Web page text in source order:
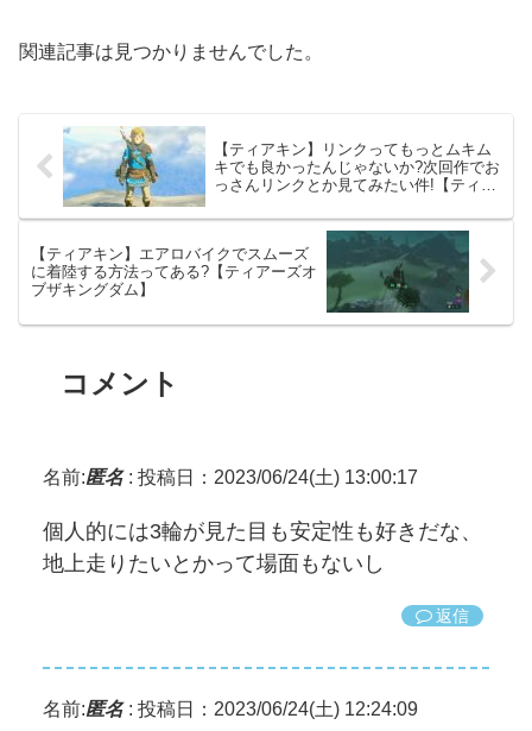
関連記事は見つかりませんでした。
【ティアキン】リンクってもっとムキム
キでも良かったんじゃないか?次回作でお
っさんリンクとか見てみたい件!【ティア
【ティアキン】エアロバイクでスムーズ
に着陸する方法ってある?【ティアーズオ
ブザキングダム】
コメント
名前:匿名: 投稿日：2023/06/24(土) 13:00:17
個人的には3輪が見た目も安定性も好きだな、
地上走りたいとかって場面もないし
返信
名前:匿名: 投稿日：2023/06/24(土) 12:24:09